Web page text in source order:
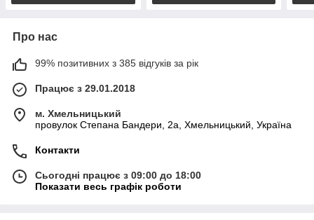
Про нас
99% позитивних з 385 відгуків за рік
Працює з 29.01.2018
м. Хмельницький
провулок Степана Бандери, 2a, Хмельницький, Україна
Контакти
Сьогодні працює з 09:00 до 18:00
Показати весь графік роботи